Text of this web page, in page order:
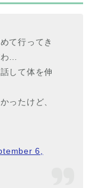
て行ってき
…
して体を伸
ったけど、
6,